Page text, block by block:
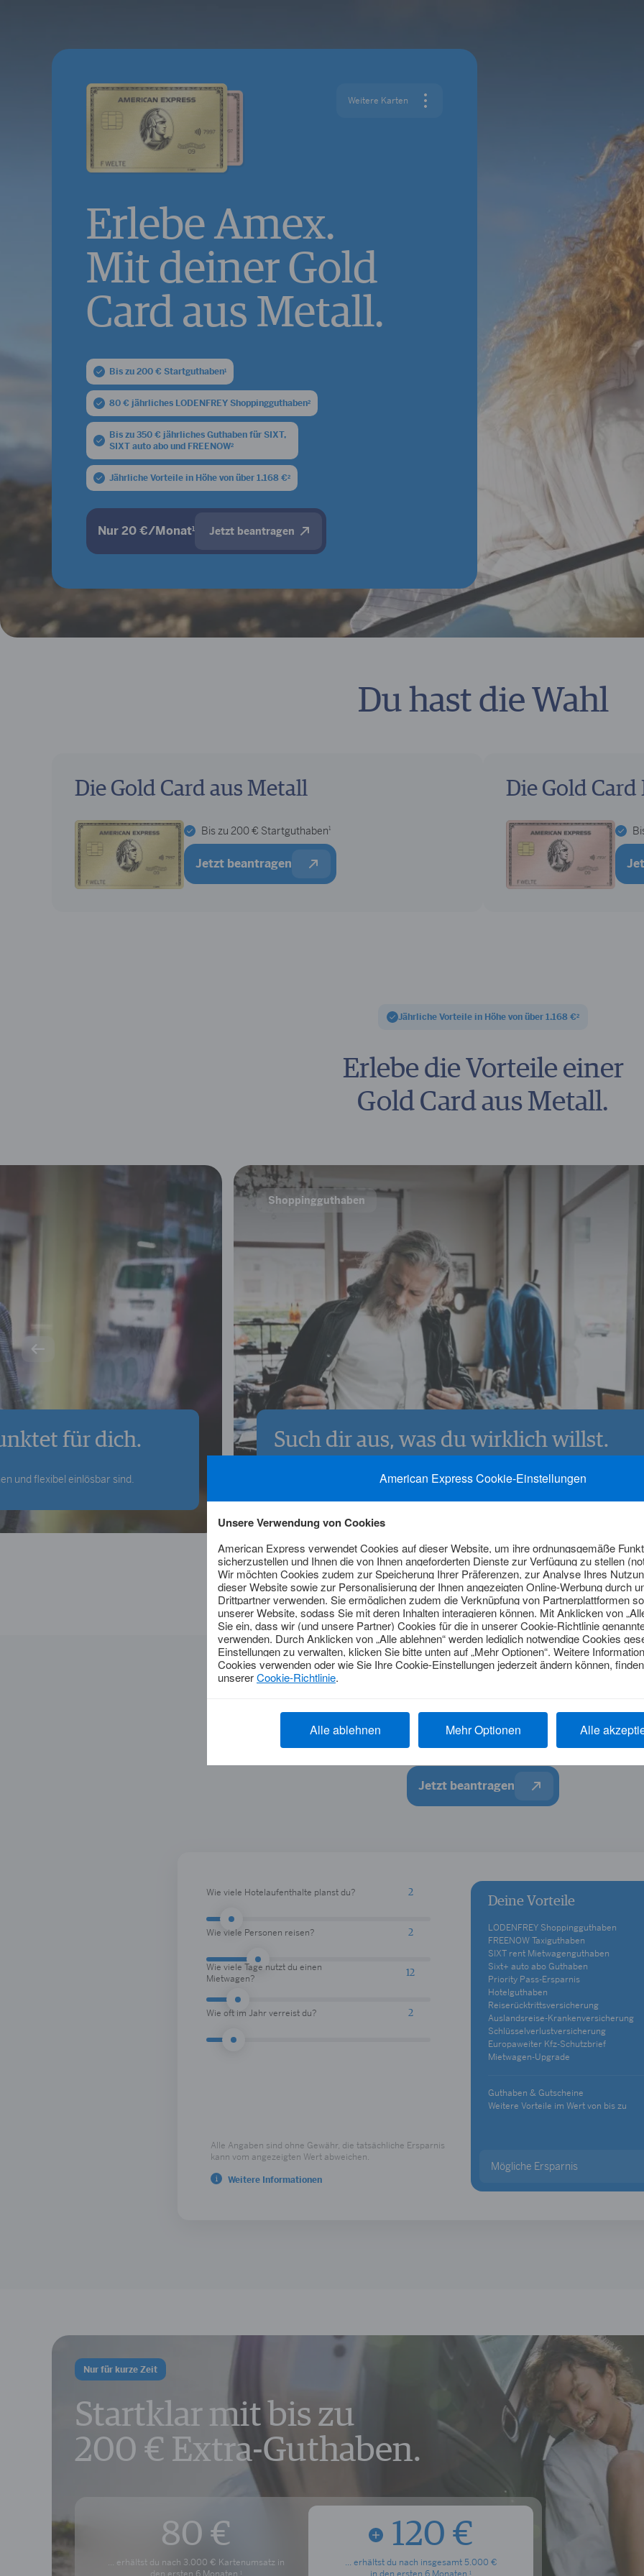
Weitere Karten
Erlebe Amex.
Mit deiner Gold
Card aus Metall.
Bis zu 200 € Startguthaben1
80 € jährliches LODENFREY Shoppingguthaben2
Bis zu 350 € jährliches Guthaben für SIXT,
SIXT auto abo und FREENOW2
Jährliche Vorteile in Höhe von über 1.168 €2
Nur 20 €/Monat1 Jetzt beantragen
Du hast die Wahl
Die Gold Card aus Metall
Bis zu 200 € Startguthaben1
Jetzt beantragen
Die Gold Card
Jährliche Vorteile in Höhe von über 1.168 €2
Erlebe dieVorteile einer
Gold Card aus Metall.
Shoppingguthaben
Such dir aus, was du wirklich willst.
Genieße 2 × 40 € Guthaben pro Jahr bei LODENFREY – in München und im
für dich.
und flexibel einlösbar sind.
Rechne dir deine Vorteile aus
Jetzt beantragen
Wie viele Hotelaufenthalte planst du?
Wie viele Personen reisen?
Wie viele Tage nutzt du einen
Mietwagen?
Wie oft im Jahr verreist du?
Deine Vorteile
LODENFREY Shoppingguthaben
FREENOW Taxiguthaben
SIXT rent Mietwagenguthaben
Sixt+ auto abo Guthaben
Priority Pass-Ersparnis
Hotelguthaben
Reiserücktrittsversicherung
Auslandsreise-Krankenversicherung
Schlüsselverlustversicherung
Europaweiter Kfz-Schutzbrief
Mietwagen-Upgrade
Guthaben & Gutscheine
Weitere Vorteile im Wert von bis zu
Mögliche Ersparnis
Alle Angaben sind ohne Gewähr, die tatsächliche Ersparnis
kann vom angezeigten Wert abweichen.
Weitere Informationen
Nur für kurze Zeit
Startklar mit bis zu
200 € Extra-Guthaben.
80 €
... erhältst du nach 3.000 € Kartenumsatz in
120 €
... erhältst du nach insgesamt 5.000 €
1